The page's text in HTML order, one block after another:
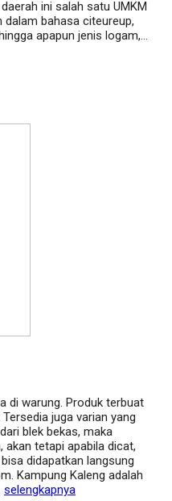
ini salah satu UMKM
dalam bahasa citeureup,
apapun jenis logam,…
di warung. Produk terbuat
juga varian yang
blek bekas, maka
akan tetapi apabila dicat,
didapatkan langsung
Kampung Kaleng adalah
selengkapnya